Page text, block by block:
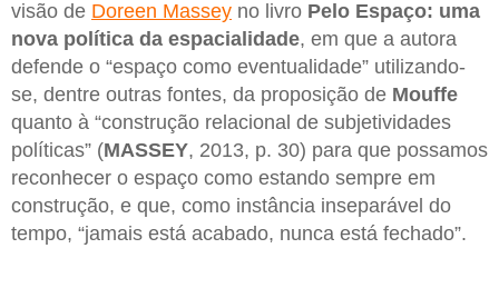
visão de Doreen Massey no livro Pelo Espaço: uma
nova política da espacialidade, em que a autora
defende o “espaço como eventualidade” utilizando-
se, dentre outras fontes, da proposição de Mouffe
quanto à “construção relacional de subjetividades
políticas” (MASSEY, 2013, p. 30) para que possamos
reconhecer o espaço como estando sempre em
construção, e que, como instância inseparável do
tempo, “jamais está acabado, nunca está fechado”.